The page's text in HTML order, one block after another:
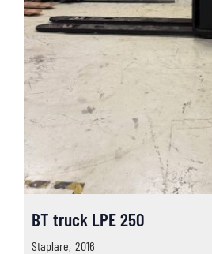
BT truck LPE 250
Staplare, 2016